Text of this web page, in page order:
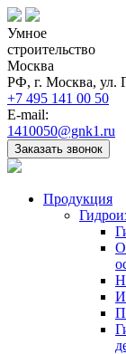
Умное
строительство
Москва
РФ, г. Москва, ул.
+7 495 141 00 50
E-mail:
1410050@gnk1.ru
Заказать звонок
Продукция